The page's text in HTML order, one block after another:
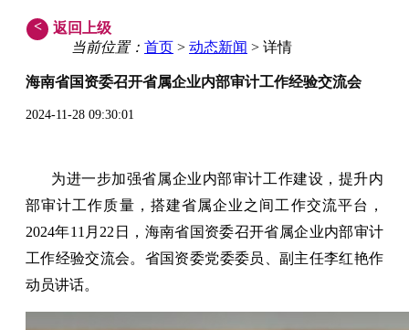
<
返回上级
当前位置： 首页 > 动态新闻 > 详情
海南省国资委召开省属企业内部审计工作经验交流会
2024-11-28 09:30:01
为进一步加强省属企业内部审计工作建设，提升内
部审计工作质量，搭建省属企业之间工作交流平台，
2024年11月22日，海南省国资委召开省属企业内部审计
工作经验交流会。省国资委党委委员、副主任李红艳作
动员讲话。